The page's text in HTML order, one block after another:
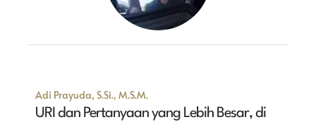
Adi Prayuda, S.Si., M.S.M.
URI dan Pertanyaan yang Lebih Besar, di